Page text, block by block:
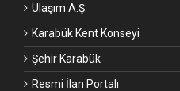
Ulaşım A.Ş.
Karabük Kent Konseyi
Şehir Karabük
Resmi İlan Portalı